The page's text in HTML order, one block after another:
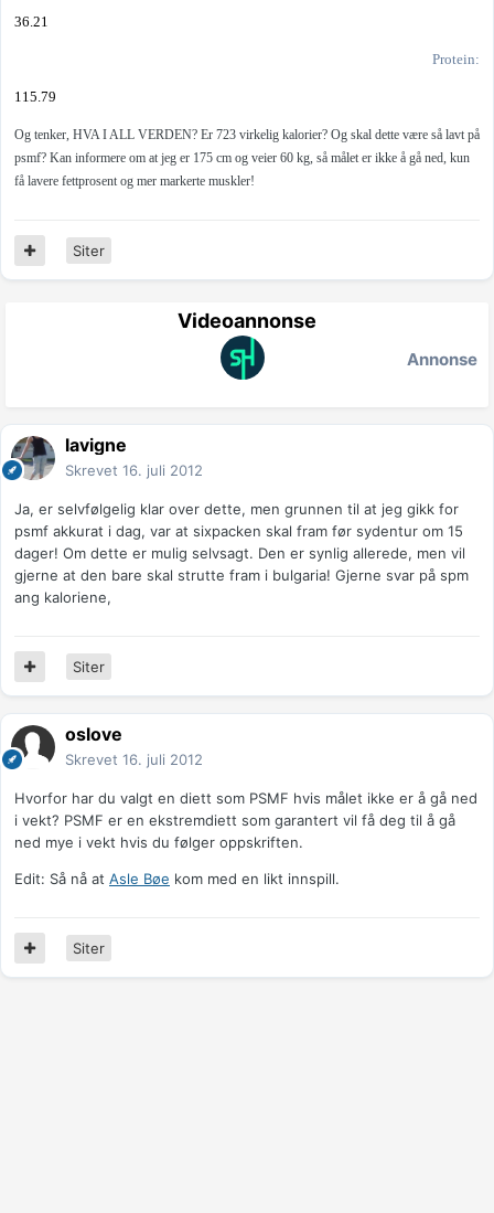
36.21
Protein:
115.79
Og tenker, HVA I ALL VERDEN? Er 723 virkelig kalorier? Og skal dette være så lavt på
psmf? Kan informere om at jeg er 175 cm og veier 60 kg, så målet er ikke å gå ned, kun
få lavere fettprosent og mer markerte muskler!
Siter
Videoannonse
Annonse
lavigne
Skrevet 16. juli 2012
Ja, er selvfølgelig klar over dette, men grunnen til at jeg gikk for
psmf akkurat i dag, var at sixpacken skal fram før sydentur om 15
dager! Om dette er mulig selvsagt. Den er synlig allerede, men vil
gjerne at den bare skal strutte fram i bulgaria! Gjerne svar på spm
ang kaloriene,
Siter
oslove
Skrevet 16. juli 2012
Hvorfor har du valgt en diett som PSMF hvis målet ikke er å gå ned
i vekt? PSMF er en ekstremdiett som garantert vil få deg til å gå
ned mye i vekt hvis du følger oppskriften.
Edit: Så nå at Asle Bøe kom med en likt innspill.
Siter